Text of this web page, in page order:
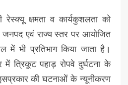
रेस्क्यू क्षमता व कार्यकुशलता को
एवं राज्य स्तर पर आयोजित
में भी प्रतिभाग किया जाता है।
त्रिकूट पहाड़ रोपवे दुर्घटना के
की घटनाओं के न्यूनीकरण